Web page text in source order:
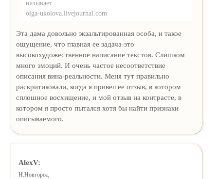
называет.
olga-ukolova.livejournal.com
Эта дама довольно экзальтированная особа, и такое
ощущение, что главная ее задача-это
высокохудожественное написание текстов. Слишком
много эмоций. И очень частое несоответствие
описания вина-реальности. Меня тут правильно
раскритиковали, когда я привел ее отзыв, в котором
сплошное восхищение, и мой отзыв на контрасте, в
котором я просто пытался хотя бы найти признаки
описываемого.
AlexV:
Н.Новгород